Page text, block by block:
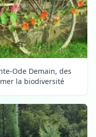
Ode Demain, des
la biodiversité